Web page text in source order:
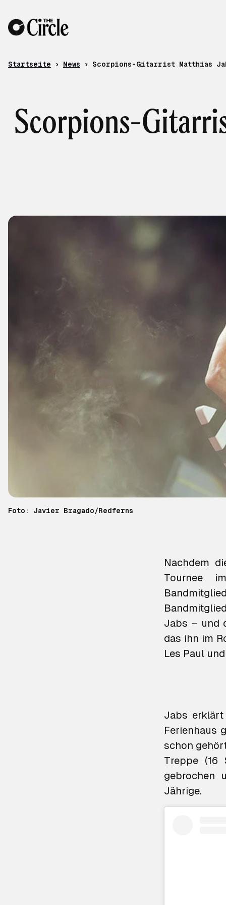
Startseite › News › Scorpions-Gitarrist Matthias
Scorpions-
Foto: Javier Bragado/Redferns
Nachdem
Tournee
Jabs – und
das ihn im
Les Paul
Jabs
Ferienhaus
schon
Treppe (16
gebrochen
Jährige.